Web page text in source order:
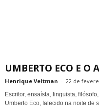
UMBERTO ECO E O
Henrique Veltman - 22 de
Escritor, ensaísta, linguista,
Umberto Eco, falecido na noite de